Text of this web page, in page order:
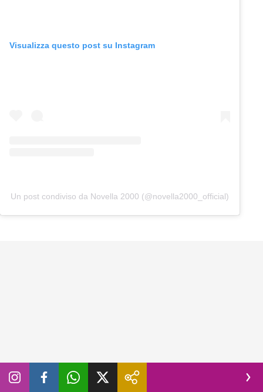
Visualizza questo post su Instagram
Un post condiviso da Novella 2000 (@novella2000_official)